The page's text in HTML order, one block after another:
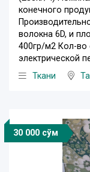
конечного
волокна 6D, и
400гр/м2 Кол-во
электрической
Ткани
30 000 сўм